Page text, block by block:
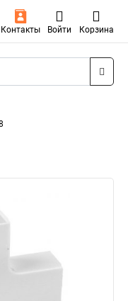
Контакты Войти Корзина